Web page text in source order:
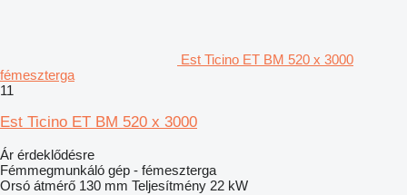
Est Ticino ET BM 520 x 3000
fémeszterga
11
Est Ticino ET BM 520 x 3000
Ár érdeklődésre
Fémmegmunkáló gép - fémeszterga
Orsó átmérő 130 mm Teljesítmény 22 kW